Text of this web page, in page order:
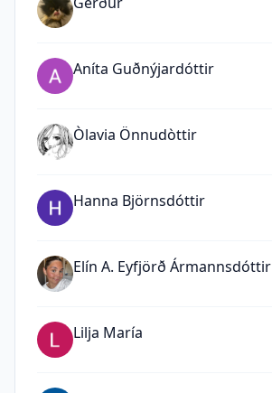
Aníta Guðnýjardóttir
Òlavia Önnudòttir
Hanna Björnsdóttir
Elín A. Eyfjörð Ármannsdóttir
Lilja María